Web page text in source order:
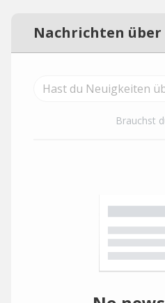
Nachrichten über
Brauchst